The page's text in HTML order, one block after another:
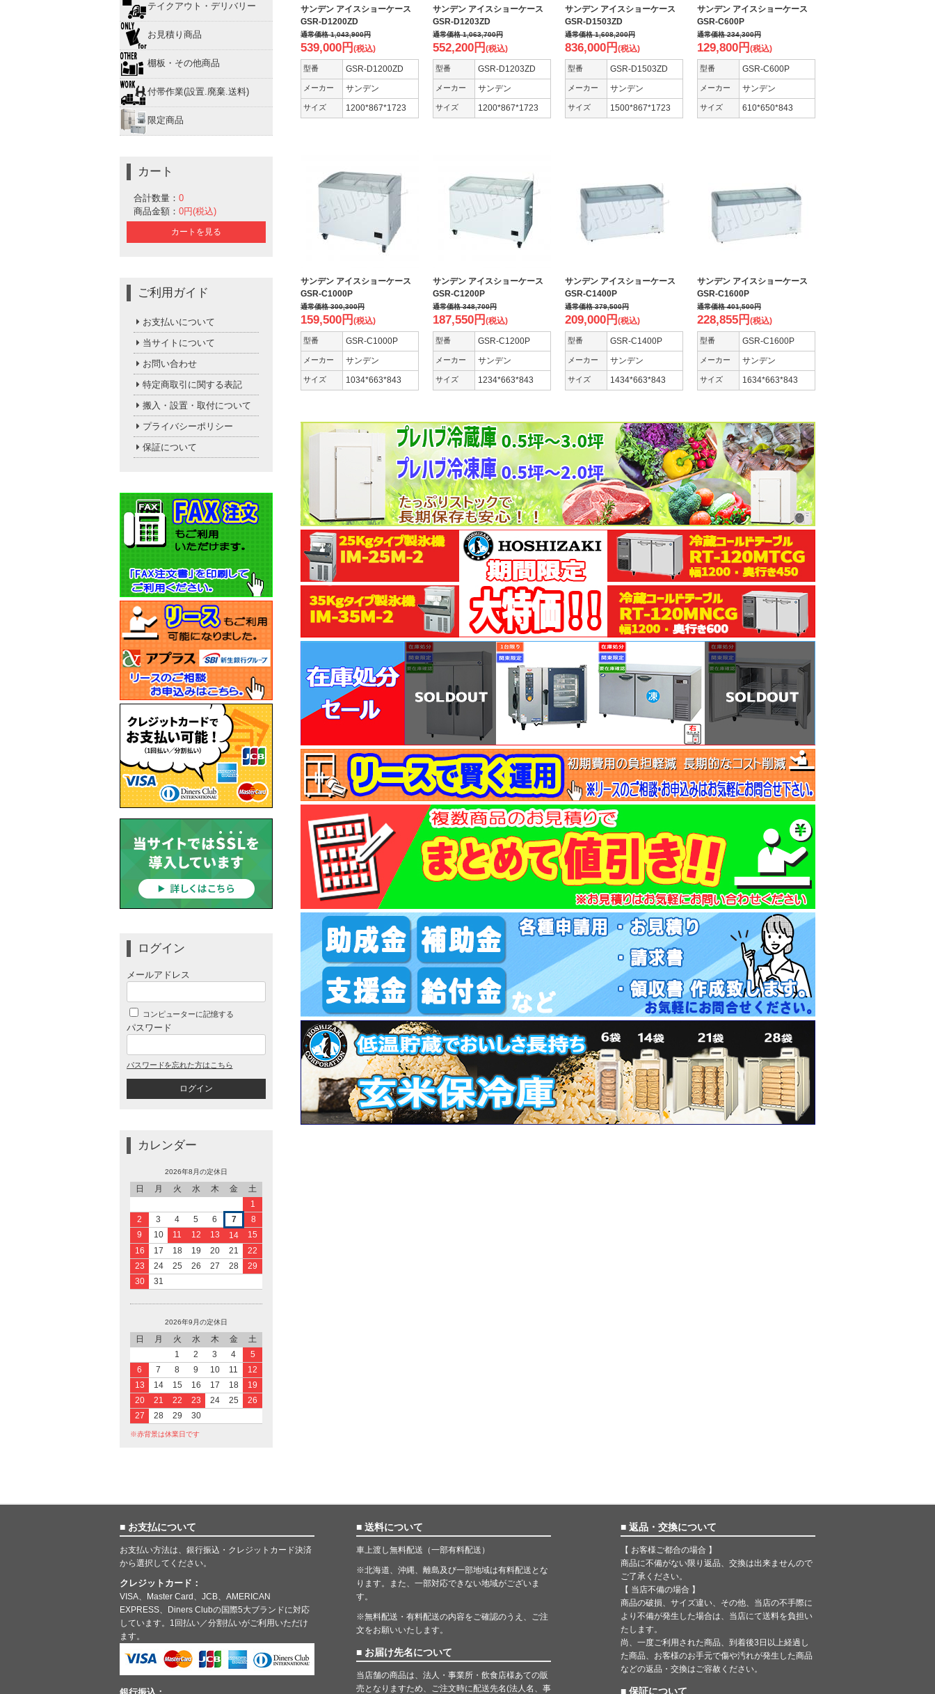
テイクアウト・デリバリー
お見積り商品
棚板・その他商品
付帯作業(設置.廃棄.送料)
限定商品
カート
合計数量： 0
商品金額： 0円(税込)
カートを見る
ご利用ガイド
お支払いについて
当サイトについて
お問い合わせ
特定商取引に関する表記
搬入・設置・取付について
プライバシーポリシー
保証について
ログイン
メールアドレス
コンピューターに記憶する
パスワード
パスワードを忘れた方はこちら
カレンダー
2026年8月の定休日
日 月 火 水 木 金
土
1
2
3 4 5 6 7
8
9
10 11 12 13 14
15
16
17 18 19 20 21
22
23
24 25 26 27 28
29
30
31
2026年9月の定休日
日 月 火 水 木 金
土
1
2 3 4
5
6
7 8 9 10 11
12
13
14 15 16 17 18
19
20
21 22 23 24 25
26
27
28 29 30
※赤背景は休業日です
サンデン アイスショーケース
GSR-D1200ZD
通常価格1,043,900円
539,000円 (税込)
型番 GSR-D1200ZD
メーカー サンデン
サイズ 1200*867*1723
サンデン アイスショーケース
GSR-D1203ZD
通常価格1,063,700円
552,200円 (税込)
型番 GSR-D1203ZD
メーカー サンデン
サイズ 1200*867*1723
サンデン アイスショーケース
GSR-D1503ZD
通常価格1,608,200円
836,000円 (税込)
型番 GSR-D1503ZD
メーカー サンデン
サイズ 1500*867*1723
サンデン アイスショーケース
GSR-C600P
通常価格234,300円
129,800円 (税込)
型番 GSR-C600P
メーカー サンデン
サイズ 610*650*843
サンデン アイスショーケース
GSR-C1000P
通常価格300,300円
159,500円 (税込)
型番 GSR-C1000P
メーカー サンデン
サイズ 1034*663*843
サンデン アイスショーケース
GSR-C1200P
通常価格348,700円
187,550円 (税込)
型番 GSR-C1200P
メーカー サンデン
サイズ 1234*663*843
サンデン アイスショーケース
GSR-C1400P
通常価格379,500円
209,000円 (税込)
型番 GSR-C1400P
メーカー サンデン
サイズ 1434*663*843
サンデン アイスショーケース
GSR-C1600P
通常価格401,500円
228,855円 (税込)
型番 GSR-C1600P
メーカー サンデン
サイズ 1634*663*843
■ お支払について
お支払い方法は、銀行振込・クレジットカード決済
から選択してください。
クレジットカード：
VISA、Master Card、JCB、AMERICAN
EXPRESS、Diners Clubの国際5大ブランドに対応
しています。1回払い／分割払いがご利用いただけ
ます。
■ 送料について
車上渡し無料配送（一部有料配送）
※北海道、沖縄、離島及び一部地域は有料配送とな
ります。また、一部対応できない地域がございま
す。
※無料配送・有料配送の内容をご確認のうえ、ご注
文をお願いいたします。
■ お届け先名について
当店舗の商品は、法人・事業所・飲食店様あての販
売となりますため、ご注文時に配送先名(法人名、事
■ 返品・交換について
【 お客様ご都合の場合 】
商品に不備がない限り返品、交換は出来ませんので
ご了承ください。
【 当店不備の場合 】
商品の破損、サイズ違い、その他、当店の不手際に
より不備が発生した場合は、当店にて送料を負担い
たします。
尚、一度ご利用された商品、到着後3日以上経過し
た商品、お客様のお手元で傷や汚れが発生した商品
などの返品・交換はご容赦ください。
■ 保証について